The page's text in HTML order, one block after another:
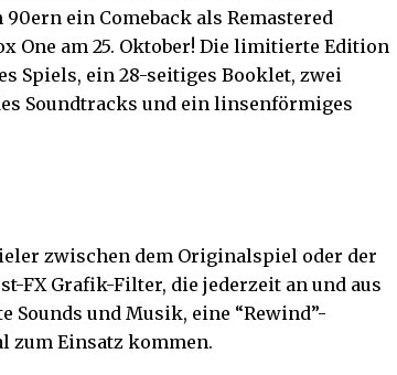
ein Comeback als Remastered
One am 25. Oktober! Die limitierte Edition
Spiels, ein 28-seitiges Booklet, zwei
Soundtracks und ein linsenförmiges
zwischen dem Originalspiel oder der
FX Grafik-Filter, die jederzeit an und aus
Sounds und Musik, eine “Rewind”-
Einsatz kommen.